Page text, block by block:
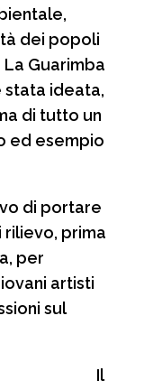
dei popoli
La Guarimba
stata ideata,
di tutto un
ed esempio
di portare
rilievo, prima
per
artisti
sul
Il